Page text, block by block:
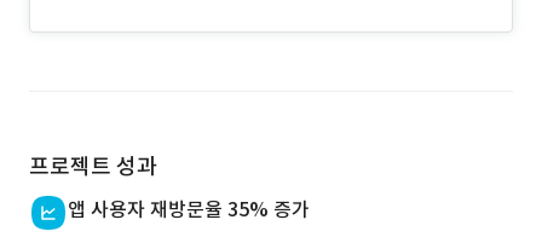
프로젝트 성과
앱 사용자 재방문율 35% 증가